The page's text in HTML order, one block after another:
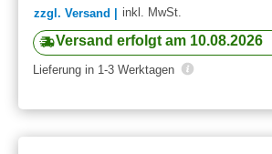
zzgl. Versand | inkl. MwSt.
Versand erfolgt am 10.08.2026
Lieferung in 1-3 Werktagen